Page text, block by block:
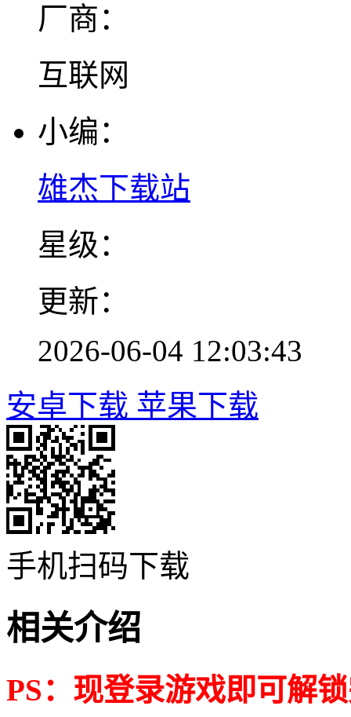
厂商：
互联网
小编：
雄杰下载站
星级：
更新：
2026-06-04 12:03:43
安卓下载 苹果下载
手机扫码下载
相关介绍
PS：现登录游戏即可解